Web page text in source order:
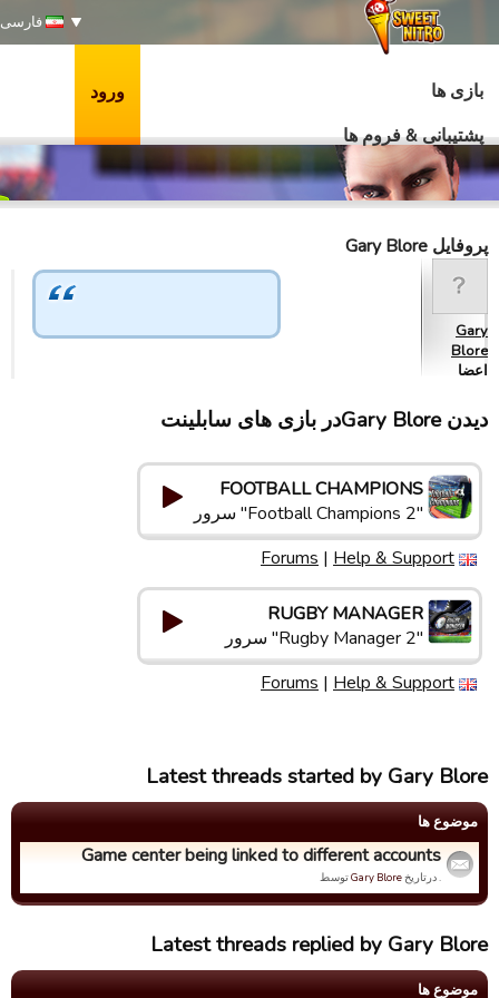
فارسی
بازی ها
پشتیبانی & فروم ها
ورود
پروفایل Gary Blore
Gary
Blore
اعضا
دیدن Gary Bloreدر بازی های سابلینت
FOOTBALL CHAMPIONS
"Football Champions 2" سرور
Forums | Help & Support
RUGBY MANAGER
"Rugby Manager 2" سرور
Forums | Help & Support
Latest threads started by Gary Blore
موضوع ها
Game center being linked to different accounts
. درتاریخGary Bloreتوسط
Latest threads replied by Gary Blore
موضوع ها